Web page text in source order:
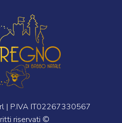
| P.IVA IT02267330567
riservati ©